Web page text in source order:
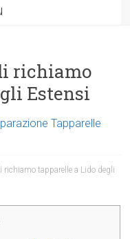
richiamo
Estensi
Tapparelle
tapparelle a Lido degli